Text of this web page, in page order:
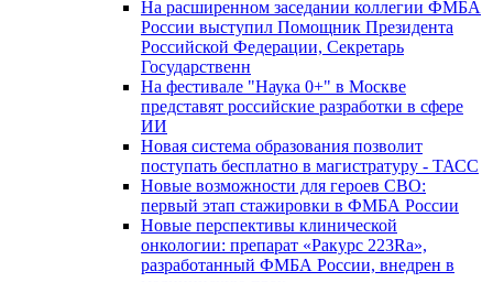
На расширенном заседании коллегии ФМБА
России выступил Помощник Президента
Российской Федерации, Секретарь
Государственн
На фестивале "Наука 0+" в Москве
представят российские разработки в сфере
ИИ
Новая система образования позволит
поступать бесплатно в магистратуру - ТАСС
Новые возможности для героев СВО:
первый этап стажировки в ФМБА России
Новые перспективы клинической
онкологии: препарат «Ракурс 223Ra»,
разработанный ФМБА России, внедрен в